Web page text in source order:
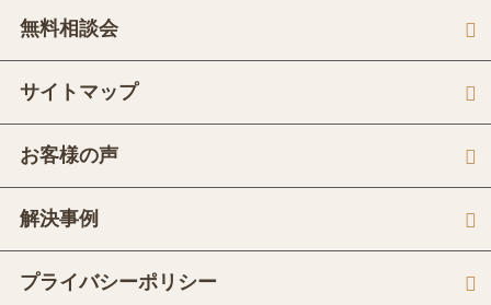
無料相談会
サイトマップ
お客様の声
解決事例
プライバシーポリシー